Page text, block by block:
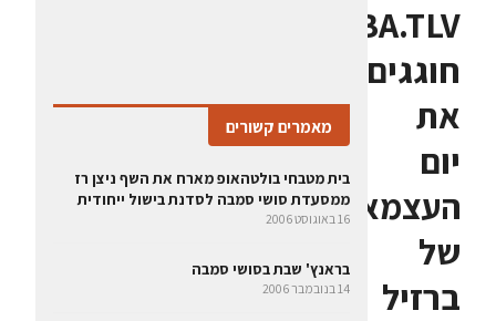
SUSHISAMBA.TLV
חוגגים
את
יום
העצמאות
של
ברזיל
מאמרים קשורים
בית מטבחי בולטהאופ מארח את השף ניצן רז
ממסעדת סושי סמבה לסדנת בישול ייחודית
16 באוגוסט 2006
בראנץ' שבת בסושי סמבה
14 בנובמבר 2006